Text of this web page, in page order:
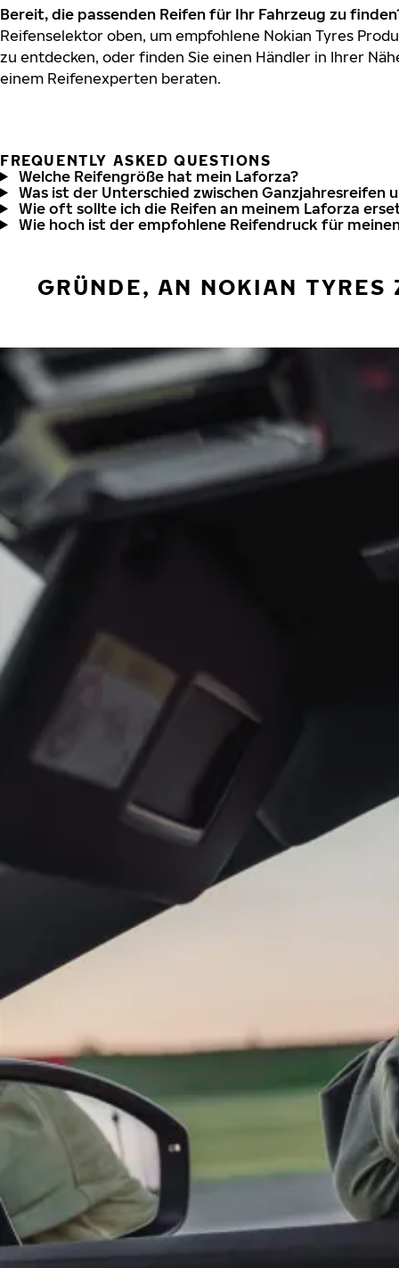
Bereit, die passenden Reifen für Ihr Fahrzeug zu
Reifenselektor oben, um empfohlene Nokian Tyres
zu entdecken, oder finden Sie einen Händler in Ihrer
einem Reifenexperten beraten.
FREQUENTLY ASKED QUESTIONS
Welche Reifengröße hat mein Laforza?
Was ist der Unterschied zwischen Ganzjahresreifen
Wie oft sollte ich die Reifen an meinem Laforza
Wie hoch ist der empfohlene Reifendruck für
GRÜNDE, AN NOKIAN TYRES